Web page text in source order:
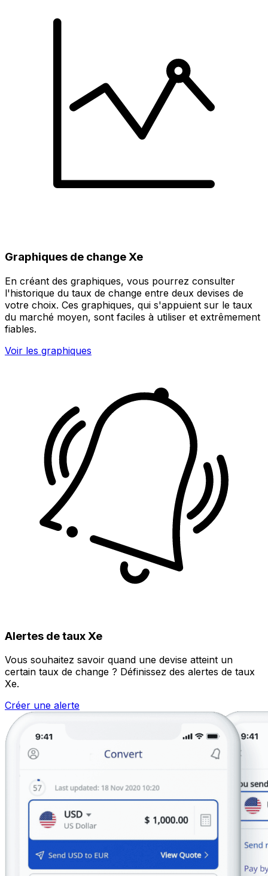
Graphiques de change Xe
En créant des graphiques, vous pourrez consulter
l'historique du taux de change entre deux devises de
votre choix. Ces graphiques, qui s'appuient sur le taux
du marché moyen, sont faciles à utiliser et extrêmement
fiables.
Voir les graphiques
Alertes de taux Xe
Vous souhaitez savoir quand une devise atteint un
certain taux de change ? Définissez des alertes de taux
Xe.
Créer une alerte